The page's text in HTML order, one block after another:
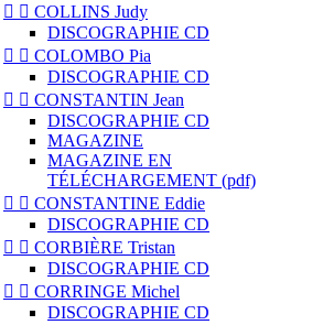
  COLLINS Judy
DISCOGRAPHIE CD
  COLOMBO Pia
DISCOGRAPHIE CD
  CONSTANTIN Jean
DISCOGRAPHIE CD
MAGAZINE
MAGAZINE EN
TÉLÉCHARGEMENT (pdf)
  CONSTANTINE Eddie
DISCOGRAPHIE CD
  CORBIÈRE Tristan
DISCOGRAPHIE CD
  CORRINGE Michel
DISCOGRAPHIE CD